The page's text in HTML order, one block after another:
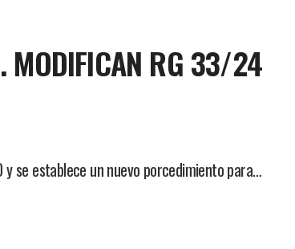
MODIFICAN RG 33/24
se establece un nuevo porcedimiento para…